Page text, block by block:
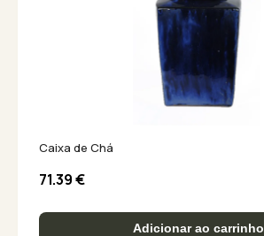
Caixa de Chá
71.39€
Adicionar ao carrinho